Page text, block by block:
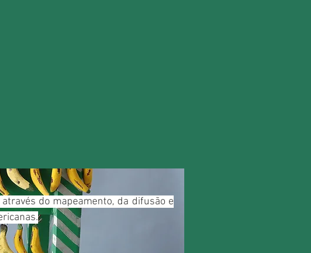
do mapeamento, da difusão e